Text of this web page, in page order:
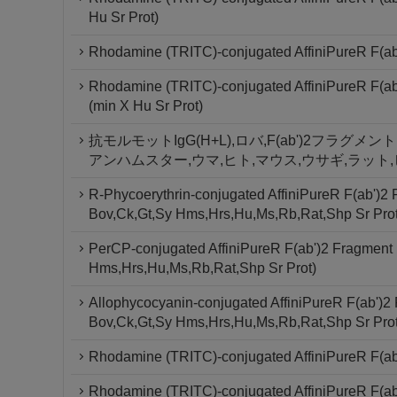
Hu Sr Prot)
Rhodamine (TRITC)-conjugated AffiniPureR
Rhodamine (TRITC)-conjugated AffiniPureR
(min X Hu Sr Prot)
抗モルモットIgG(H+L),ロバ,F(ab')2フラグメン
アンハムスター,ウマ,ヒト,マウス,ウサギ,ラット
R-Phycoerythrin-conjugated AffiniPureR
Bov,Ck,Gt,Sy Hms,Hrs,Hu,Ms,Rb,Rat,Shp Sr
PerCP-conjugated AffiniPureR F(ab')2
Hms,Hrs,Hu,Ms,Rb,Rat,Shp Sr Prot)
Allophycocyanin-conjugated AffiniPureR
Bov,Ck,Gt,Sy Hms,Hrs,Hu,Ms,Rb,Rat,Shp Sr
Rhodamine (TRITC)-conjugated AffiniPureR
Rhodamine (TRITC)-conjugated AffiniPureR